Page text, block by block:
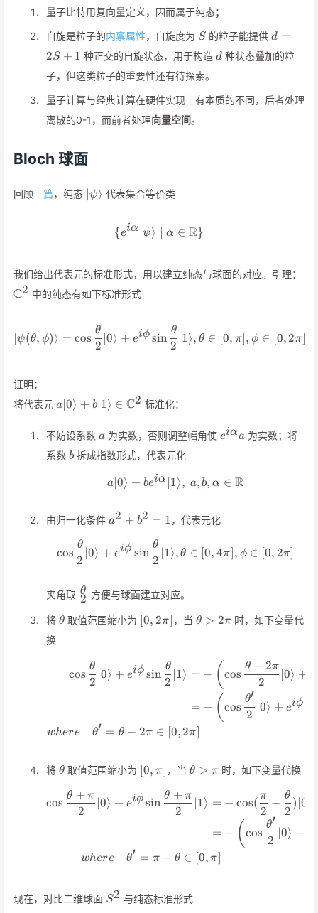
量子比特用复向量定义，因而属于纯态；
自旋是粒子的内禀属性，自旋度为 S
S的粒子能提供 d=2S+1
d =
2S + 1 种正交的自旋状态，用于构造d
d 种状态叠加的粒
子，但这类粒子的重要性还有待探索。
量子计算与经典计算在硬件实现上有本质的不同，后者处理
离散的0-1，而前者处理向量空间。
Bloch 球面
回顾 上篇，纯态 \vert\psi\rangle
ψ⟩ 代表集合等价类
{eiα ∣ψ⟩ α ∈ R}
我们给出代表元的标准形式，用以建立纯态与球面的对应。引理：
C2 中的纯态有如下标准形式
∣ψ(θ, ϕ)⟩ = cos
2
θ
∣0⟩ + eiϕ sin
2
θ
∣1⟩, θ ∈ [0, π], ϕ ∈ [0, 2π]
证明：
将代表元 a\vert 0\rangle+b\vert
a ∣0⟩ + b∣1⟩ ∈ C2 标准化：
不妨设系数 a
a 为实数，否则调整幅角使 e^{i\alpha}a
eiαa 为实数；将
系数 b
b拆成指数形式，代表元化
a\vert
a ∣0⟩ + beiα ∣1⟩, a, b, α ∈ R
由归一化条件 a^2+b^2=1
a2 + b2 = 1，代表元化
cos
2
θ
∣0⟩ + eiϕ sin
2
θ
∣1⟩, θ ∈ [0, 4π], ϕ ∈ [0, 2π]
夹角取 \frac{\theta}
{2}
2
θ 方便与球面建立对应。
将 \theta
θ 取值范围缩小为 [0,2\pi]
[0, 2π ，当 \theta>2\pi
θ > 2π 时，如下变量代
换
\begin{align*}
cos
2
θ
∣0⟩ + eiϕ sin
2
θ
∣1⟩ =
=
where θ′ = θ − 2π ∈ [0, 2π]
− ( cos
2
θ − 2π
∣0⟩ +
− ( cos
2
θ′
∣0⟩ + eiϕ
将 \theta
θ 取值范围缩小为 [0,\pi]
[0, π ，当 \theta>\pi
θ > π 时，如下变量代换
\begin{align*}
cos
2
θ + π
∣0⟩ + eiϕ sin
2
θ + π
∣1⟩ =
=
where θ′ = π − θ ∈ [0, π]
− cos(
2
π
−
2
θ
) ∣0
− ( cos
2
θ′
∣0⟩ +
现在，对比二维球面 S^2
S2 与纯态标准形式